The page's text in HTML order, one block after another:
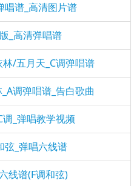
唱谱_高清图片谱
_高清弹唱谱
/五月天_C调弹唱谱
调弹唱谱_告白歌曲
_弹唱教学视频
弦_弹唱六线谱
线谱(F调和弦)